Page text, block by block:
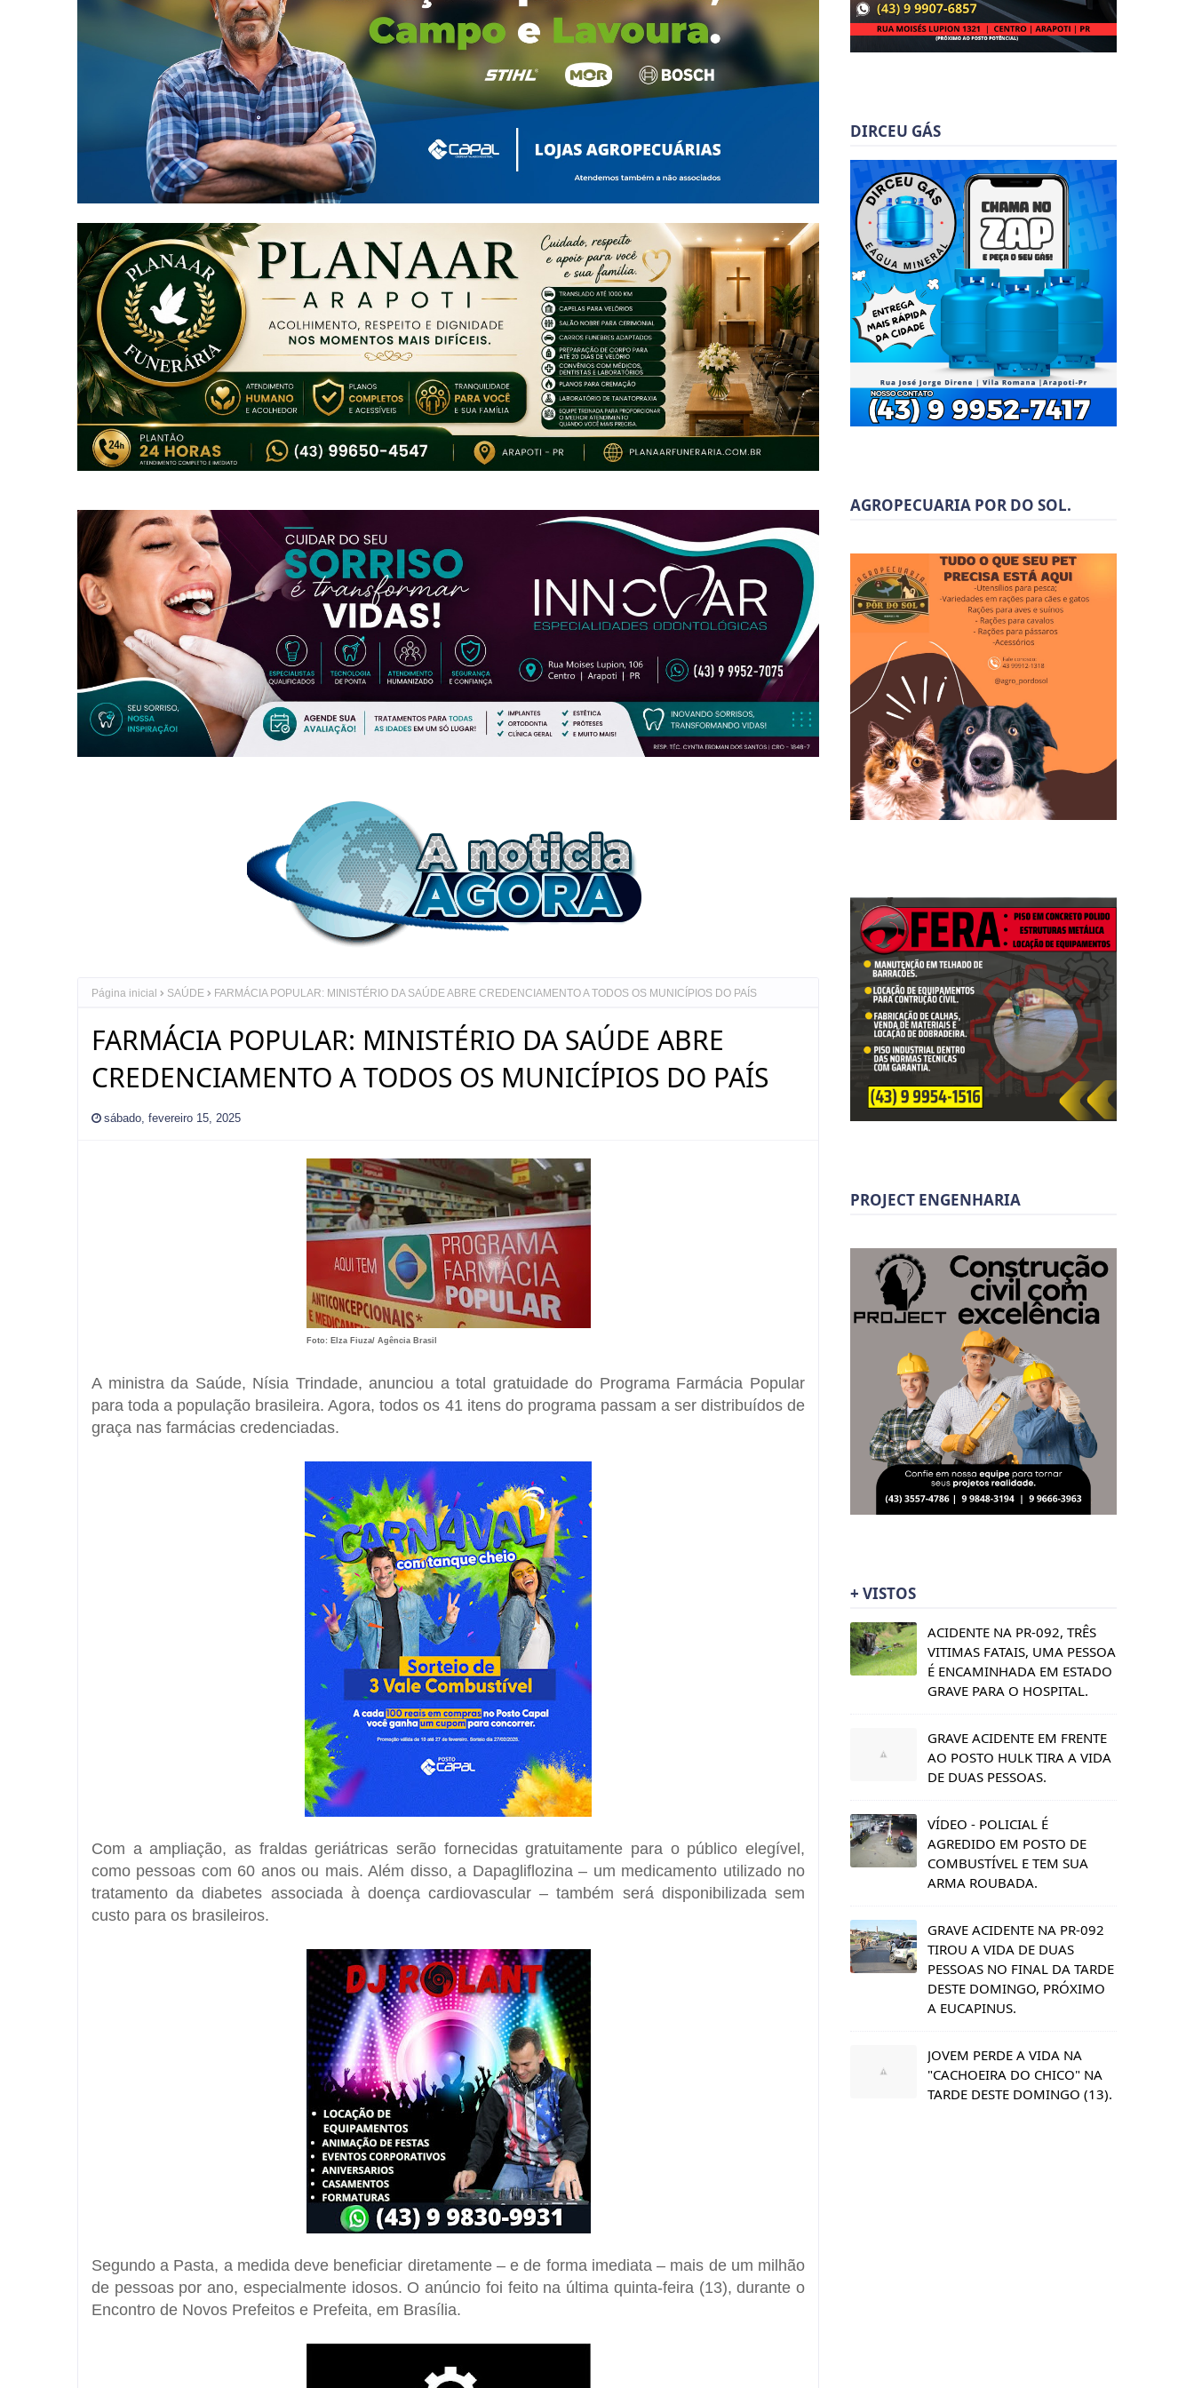
Página inicial SAÚDE FARMÁCIA POPULAR: MINISTÉRIO DA SAÚDE ABRE CREDENCIAMENTO A TODOS OS MUNICÍPIOS DO PAÍS
FARMÁCIA POPULAR: MINISTÉRIO DA SAÚDE ABRE
CREDENCIAMENTO A TODOS OS MUNICÍPIOS DO PAÍS
sábado, fevereiro 15, 2025
Foto: Elza Fiuza/ Agência Brasil
A ministra da Saúde, Nísia Trindade, anunciou a total gratuidade do Programa Farmácia Popular
para toda a população brasileira. Agora, todos os 41 itens do programa passam a ser distribuídos de
graça nas farmácias credenciadas.
Com a ampliação, as fraldas geriátricas serão fornecidas gratuitamente para o público elegível,
como pessoas com 60 anos ou mais. Além disso, a Dapagliflozina – um medicamento utilizado no
tratamento da diabetes associada à doença cardiovascular – também será disponibilizada sem
custo para os brasileiros.
Segundo a Pasta, a medida deve beneficiar diretamente – e de forma imediata – mais de um milhão
de pessoas por ano, especialmente idosos. O anúncio foi feito na última quinta-feira (13), durante o
Encontro de Novos Prefeitos e Prefeita, em Brasília.
DIRCEU GÁS
AGROPECUARIA POR DO SOL.
PROJECT ENGENHARIA
+ VISTOS
ACIDENTE NA PR-092, TRÊS
VITIMAS FATAIS, UMA PESSOA
É ENCAMINHADA EM ESTADO
GRAVE PARA O HOSPITAL.
GRAVE ACIDENTE EM FRENTE
AO POSTO HULK TIRA A VIDA
DE DUAS PESSOAS.
VÍDEO - POLICIAL É
AGREDIDO EM POSTO DE
COMBUSTÍVEL E TEM SUA
ARMA ROUBADA.
GRAVE ACIDENTE NA PR-092
TIROU A VIDA DE DUAS
PESSOAS NO FINAL DA TARDE
DESTE DOMINGO, PRÓXIMO
A EUCAPINUS.
JOVEM PERDE A VIDA NA
"CACHOEIRA DO CHICO" NA
TARDE DESTE DOMINGO (13).